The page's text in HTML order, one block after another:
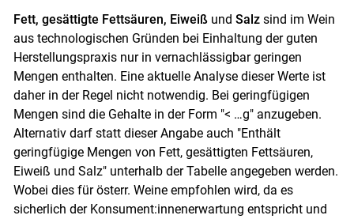
Skip to main content
Fett, gesättigte Fettsäuren, Eiweißund Salz sind im Wein
aus technologischen Gründen bei Einhaltung der guten
Herstellungspraxis nur in vernachlässigbar geringen
Mengen enthalten. Eine aktuelle Analyse dieser Werte ist
daher in der Regel nicht notwendig. Bei geringfügigen
Mengen sind die Gehalte in der Form "< …g" anzugeben.
Alternativ darf statt dieser Angabe auch "Enthält
geringfügige Mengen von Fett, gesättigten Fettsäuren,
Eiweiß und Salz" unterhalb der Tabelle angegeben werden.
Wobei dies für österr. Weine empfohlen wird, da es
sicherlich der Konsument:innenerwartung entspricht und